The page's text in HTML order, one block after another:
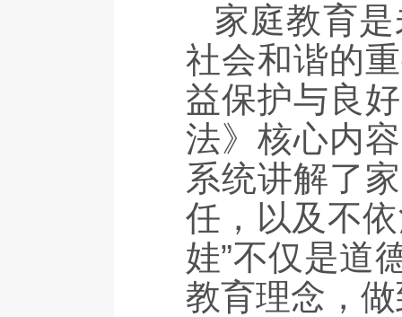
家庭教育
社会和谐的
益保护与良
法》核心内
系统讲解了
任，以及不
娃”不仅是道
教育理念，